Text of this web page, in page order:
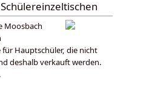
Moosbach
für Hauptschüler, die nicht
deshalb verkauft werden.